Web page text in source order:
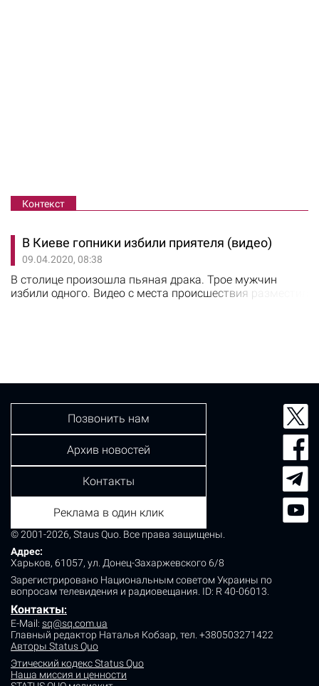
Контекст
В Киеве гопники избили приятеля (видео)
09.04.2020, 08:38
В столице произошла пьяная драка. Трое мужчин
избили одного. Видео с места происшествия разместил
© 2001-2026, Staus Quo. Все права защищены.
Адрес:
Харьков, 61057, ул. Донец-Захаржевского 6/8
Зарегистрировано Национальным советом Украины по
вопросам телевидения и радиовещания. ID: R 40-06013.
Контакты:
E-Mail: sq@sq.com.ua
Главный редактор Наталья Кобзар, тел. +380503271422
Авторы Status Quo
Этический кодекс Status Quo
Наша миссия и ценности
Позвонить нам
Архив новостей
Контакты
Реклама в один клик